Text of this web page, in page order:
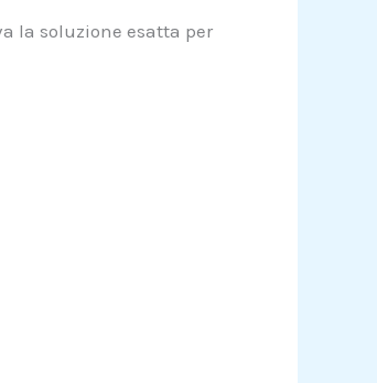
la soluzione esatta per